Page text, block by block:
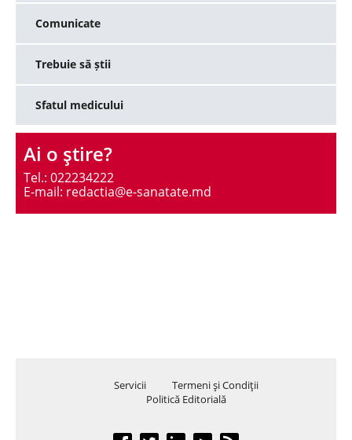
Comunicate
Trebuie să știi
Sfatul medicului
Ai o ştire?
Tel.: 022234222
E-mail: redactia@e-sanatate.md
Servicii
Termeni şi Condiţii
Politică Editorială